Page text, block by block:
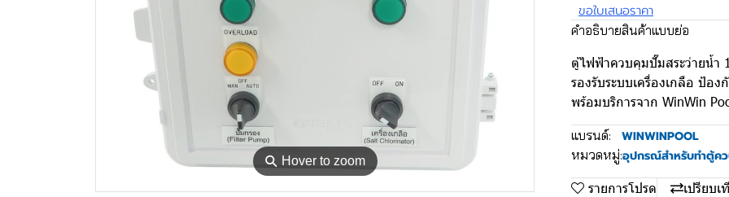
⚲ Hover to zoom
ขอใบเสนอราคา
คำอธิบายสินค้าแบบย่อ
ตู้ไฟฟ้าควบคุมปั๊มสระว่ายน้ำ
รองรับระบบเครื่องเกลือ ป้อ
พร้อมบริการจาก WinWin
แบรนด์: WINWINPOOL
หมวดหมู่:อุปกรณ์สำหรับทำตู้ค
รายการโปรด
เปรียบเ